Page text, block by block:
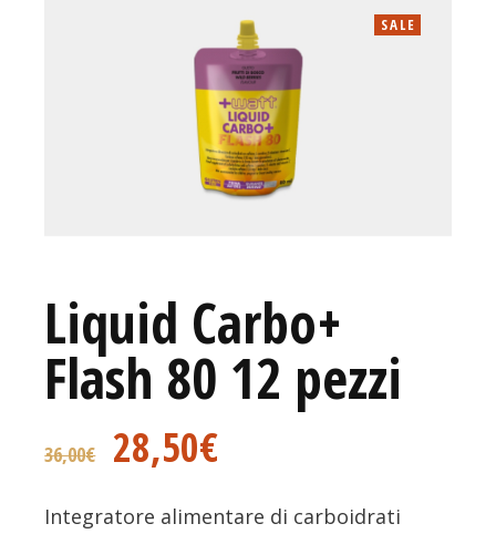
SALE
Liquid Carbo+
Flash 80 12 pezzi
36,00€ 28,50€
Integratore alimentare di carboidrati